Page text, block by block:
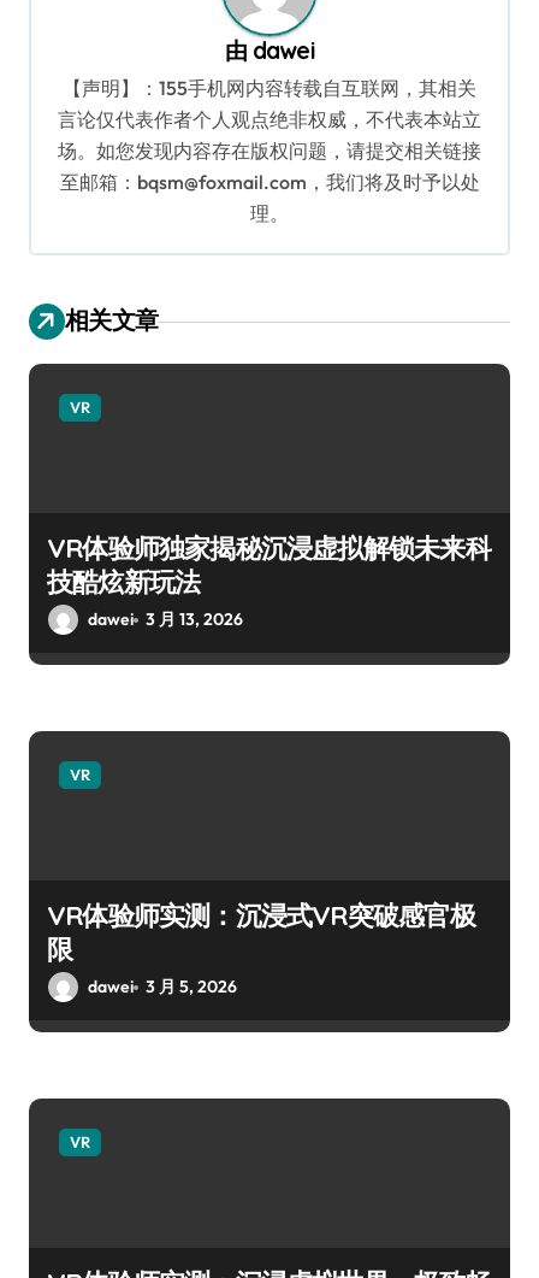
由 dawei
【声明】：155手机网内容转载自互联网，其相关
言论仅代表作者个人观点绝非权威，不代表本站立
场。如您发现内容存在版权问题，请提交相关链接
至邮箱：bqsm@foxmail.com，我们将及时予以处
理。
相关文章
VR
VR体验师独家揭秘沉浸虚拟解锁未来科
技酷炫新玩法
dawei 3 月 13, 2026
VR
VR体验师实测：沉浸式VR突破感官极
限
dawei 3 月 5, 2026
VR